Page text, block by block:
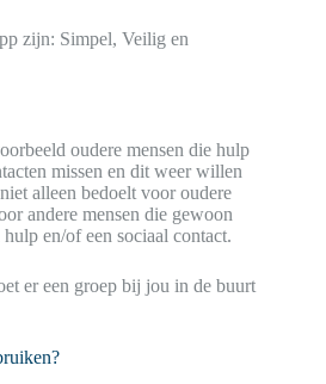
zijn: Simpel, Veilig en
oudere mensen die hulp
missen en dit weer willen
alleen bedoelt voor oudere
andere mensen die gewoon
hulp en/of een sociaal contact.
er een groep bij jou in de buurt